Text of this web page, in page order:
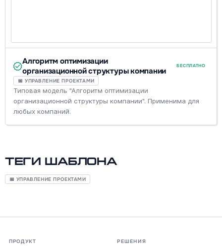
Алгоритм оптимизации
организационной структуры компании
БЕСПЛАТНО
📅 УПРАВЛЕНИЕ ПРОЕКТАМИ
Типовая модель "Алгоритм оптимизации
организационной структуры компании". Применима для
любых компаний.
Теги шаблона
📅 УПРАВЛЕНИЕ ПРОЕКТАМИ
ПРОДУКТ РЕШЕНИЯ